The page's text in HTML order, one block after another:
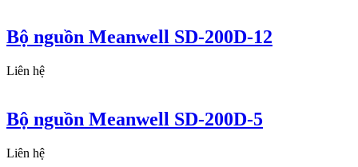
Bộ nguồn Meanwell SD-200D-12
Liên hệ
Bộ nguồn Meanwell SD-200D-5
Liên hệ